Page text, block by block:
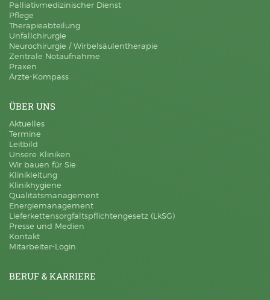
Palliativmedizinischer Dienst
Pflege
Therapieabteilung
Unfallchirurgie
Neurochirurgie / Wirbelsäulentherapie
Zentrale Notaufnahme
Praxen
Ärzte-Kompass
ÜBER UNS
Aktuelles
Termine
Leitbild
Unsere Kliniken
Wir bauen für Sie
Klinikleitung
Klinikhygiene
Qualitätsmanagement
Energiemanagement
Lieferkettensorgfaltspflichtengesetz (LkSG)
Presse und Medien
Kontakt
Mitarbeiter-Login
BERUF & KARRIERE